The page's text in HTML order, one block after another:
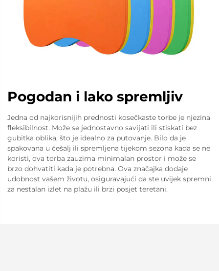
Pogodan i lako spremljiv
Jedna od najkorisnijih prednosti kosečkaste torbe je njezina
fleksibilnost. Može se jednostavno savijati ili stiskati bez
gubitka oblika, što je idealno za putovanje. Bilo da je
spakovana u češalj ili spremljena tijekom sezona kada se ne
koristi, ova torba zauzima minimalan prostor i može se
brzo dohvatiti kada je potrebna. Ova značajka dodaje
udobnost vašem životu, osiguravajući da ste uvijek spremni
za nestalan izlet na plažu ili brzi posjet teretani.